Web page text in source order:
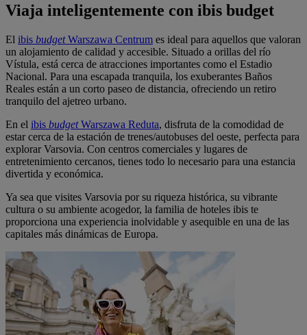
Viaja inteligentemente con ibis budget
El ibis budgetWarszawa Centrum es ideal para aquellos que valoran
un alojamiento de calidad y accesible. Situado a orillas del río
Vístula, está cerca de atracciones importantes como el Estadio
Nacional. Para una escapada tranquila, los exuberantes Baños
Reales están a un corto paseo de distancia, ofreciendo un retiro
tranquilo del ajetreo urbano.
En el ibis budgetWarszawa Reduta, disfruta de la comodidad de
estar cerca de la estación de trenes/autobuses del oeste, perfecta para
explorar Varsovia. Con centros comerciales y lugares de
entretenimiento cercanos, tienes todo lo necesario para una estancia
divertida y económica.
Ya sea que visites Varsovia por su riqueza histórica, su vibrante
cultura o su ambiente acogedor, la familia de hoteles ibis te
proporciona una experiencia inolvidable y asequible en una de las
capitales más dinámicas de Europa.